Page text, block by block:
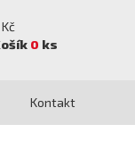
Kč
0 ks
Kontakt